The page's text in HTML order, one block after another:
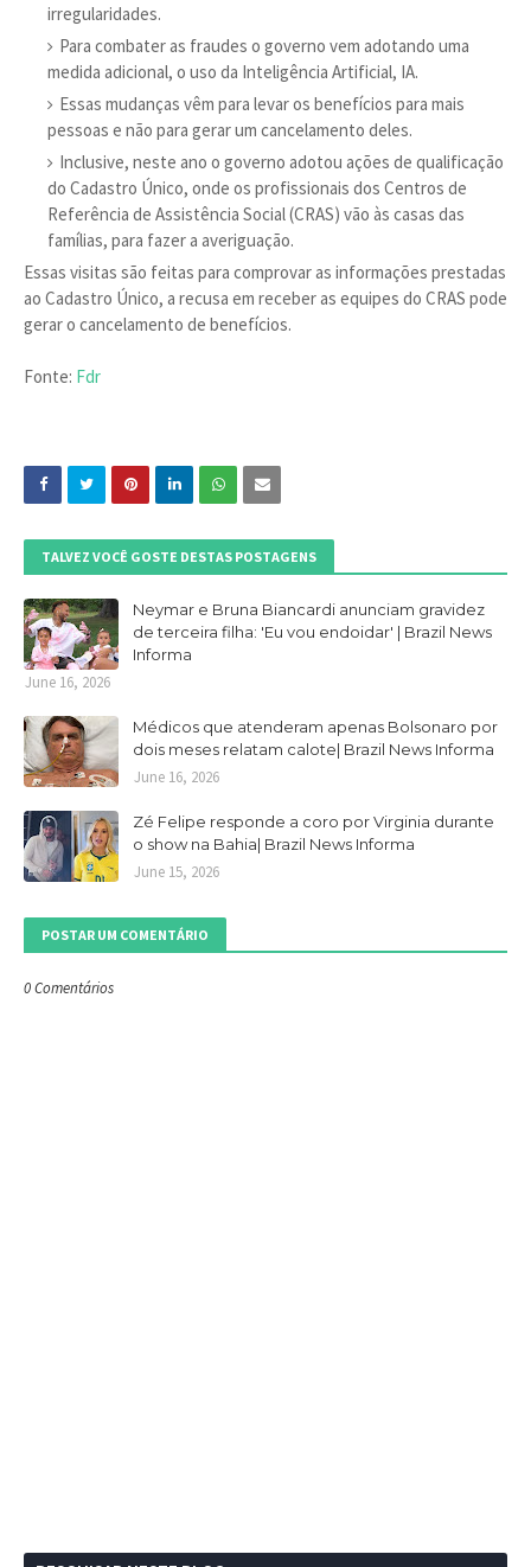
irregularidades.
Para combater as fraudes o governo vem adotando uma
medida adicional, o uso da Inteligência Artificial, IA.
Essas mudanças vêm para levar os benefícios para mais
pessoas e não para gerar um cancelamento deles.
Inclusive, neste ano o governo adotou ações de qualificação
do Cadastro Único, onde os profissionais dos Centros de
Referência de Assistência Social (CRAS) vão às casas das
famílias, para fazer a averiguação.
Essas visitas são feitas para comprovar as informações prestadas
ao Cadastro Único, a recusa em receber as equipes do CRAS pode
gerar o cancelamento de benefícios.
Fonte: Fdr
TALVEZ VOCÊ GOSTE DESTAS POSTAGENS
Neymar e Bruna Biancardi anunciam gravidez
de terceira filha: 'Eu vou endoidar' | Brazil News
Informa
June 16, 2026
Médicos que atenderam apenas Bolsonaro por
dois meses relatam calote| Brazil News Informa
June 16, 2026
Zé Felipe responde a coro por Virginia durante
o show na Bahia| Brazil News Informa
June 15, 2026
POSTAR UM COMENTÁRIO
0 Comentários